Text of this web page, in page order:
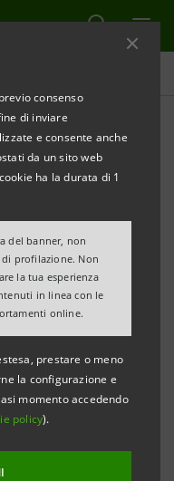
consenso
di inviare
e consente anche
da un sito web
ha la durata di 1
del banner, non
di profilazione. Non
la tua esperienza
in linea con le
online.
prestare o meno
la configurazione e
momento accedendo
policy).
“INVITO A
CAMPO MANIN A
A PADOVA E
A VICENZA
ritorna “Invito a
per l’apertura
storici delle